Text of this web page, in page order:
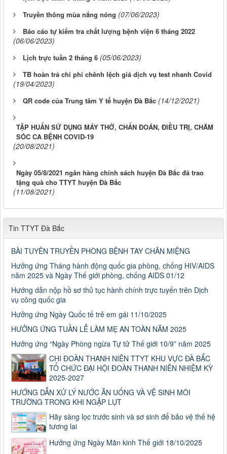
Truyền thông mùa nắng nóng (07/06/2023)
Báo cáo tự kiểm tra chất lượng bệnh viện 6 tháng 2022
(06/06/2023)
Lịch trực tuần 2 tháng 6 (05/06/2023)
TB hoàn trả chi phí chênh lệch giá dịch vụ test nhanh Covid
(19/04/2023)
QR code của Trung tâm Y tế huyện Đà Bắc (14/12/2021)
TẬP HUẤN SỬ DỤNG MÁY THỞ, CHẨN ĐOÁN, ĐIỀU TRỊ, CHĂM
SÓC CA BỆNH COVID-19
(20/08/2021)
Ngày 05/8/2021 ngân hàng chính sách huyện Đà Bắc đã trao
tặng quà cho TTYT huyện Đà Bắc
(11/08/2021)
Tin TTYT Đà Bắc
BÀI TUYÊN TRUYỀN PHÒNG BỆNH TAY CHÂN MIỆNG
Hưởng ứng Tháng hành động quốc gia phòng, chống HIV/AIDS
năm 2025 và Ngày Thế giới phòng, chống AIDS 01/12
Hướng dẫn nộp hồ sơ thủ tục hành chính trực tuyến trên Dịch
vụ công quốc gia
Hưởng ứng Ngày Quốc tế trẻ em gái 11/10/2025
HƯỞNG ỨNG TUẦN LỄ LÀM MẸ AN TOÀN NĂM 2025
Hưởng ứng “Ngày Phòng ngừa Tự tử Thế giới 10/9” năm 2025
CHI ĐOÀN THANH NIÊN TTYT KHU VỰC ĐÀ BẮC
TỔ CHỨC ĐẠI HỘI ĐOÀN THANH NIÊN NHIỆM KỲ
2025-2027
HƯỚNG DẪN XỬ LÝ NƯỚC ĂN UỐNG VÀ VỆ SINH MÔI
TRƯỜNG TRONG KHI NGẬP LỤT
Hãy sàng lọc trước sinh và sơ sinh để bảo vệ thế hệ
tương lai
Hưởng ứng Ngày Mãn kinh Thế giới 18/10/2025
Số: 187/CV-TTYT
Đẩy nhanh tiến độ thực hiện Hồ sơ bệnh án điện tử
Thời gian đăng: 11/10/2019
Cách chặn 5 bệnh hô hấp dễ mắc
Cách chặn 5 bệnh hô hấp dễ mắc